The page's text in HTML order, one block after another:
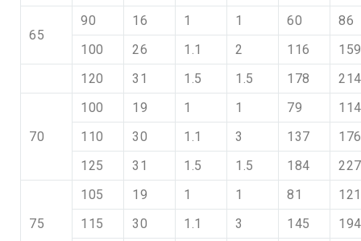
65
90 16 1 1 60
86
100
26 1.1 2 116
159
120
31 1.5 1.5 178 214
70
100 19 1 1 79
114
110
30 1.1 3 137
176
125
31 1.5 1.5 184 227
75
105 19 1 1 81
121
115
30 1.1 3 145
194